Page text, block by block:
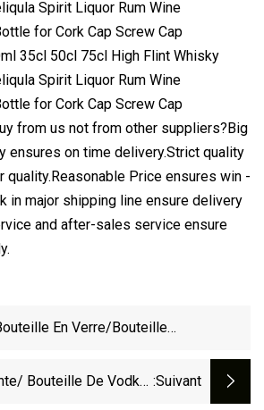
from us not from other suppliers?Big
ensures on time delivery.Strict quality
quality.Reasonable Price ensures win -
in major shipping line ensure delivery
and after-sales service ensure
En Verre/bouteille
Bière/bouteille De
Spiritueux/bouteille De Vodka/bouteille
Bouteille De Vodka/ :suivant